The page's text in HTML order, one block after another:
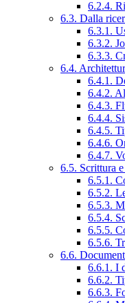
6.2.4.
6.3. Dalla
6.3.1.
6.3.2.
6.3.3.
6.4.
6.4.1.
6.4.2.
6.4.3.
6.4.4.
6.4.5.
6.4.6.
6.4.7.
6.5. Scrittura
6.5.1.
6.5.2.
6.5.3.
6.5.4.
6.5.5.
6.5.6.
6.6.
6.6.1. I
6.6.2.
6.6.3.